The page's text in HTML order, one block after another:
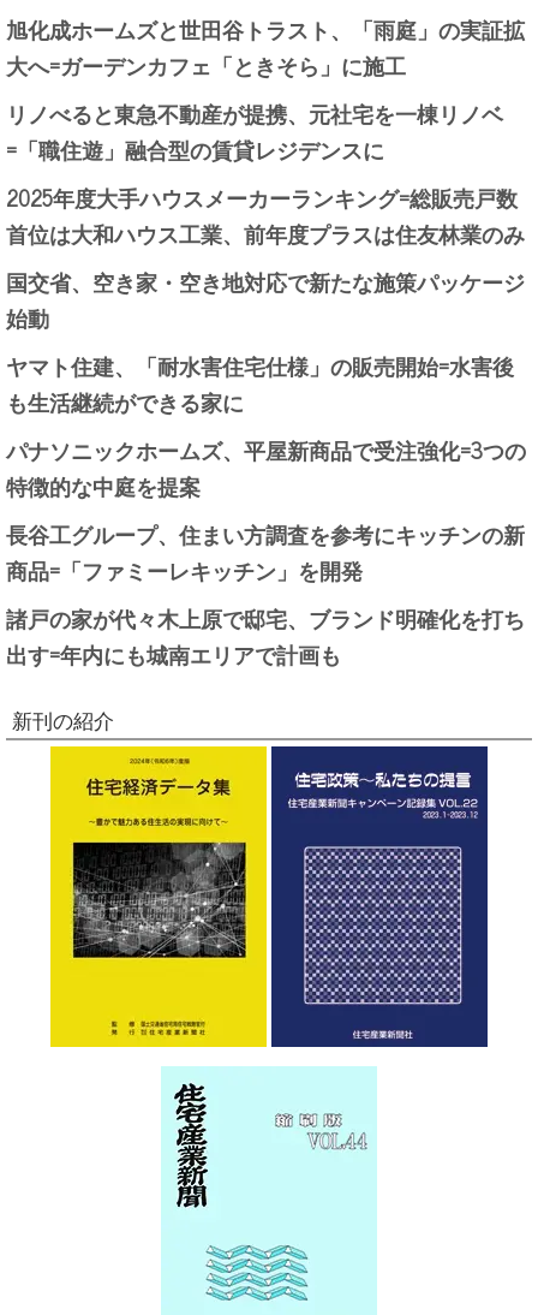
旭化成ホームズと世田谷トラスト、「雨庭」の実証拡
大へ=ガーデンカフェ「ときそら」に施工
リノべると東急不動産が提携、元社宅を一棟リノベ
=「職住遊」融合型の賃貸レジデンスに
2025年度大手ハウスメーカーランキング=総販売戸数
首位は大和ハウス工業、前年度プラスは住友林業のみ
国交省、空き家・空き地対応で新たな施策パッケージ
始動
ヤマト住建、「耐水害住宅仕様」の販売開始=水害後
も生活継続ができる家に
パナソニックホームズ、平屋新商品で受注強化=3つの
特徴的な中庭を提案
長谷工グループ、住まい方調査を参考にキッチンの新
商品=「ファミーレキッチン」を開発
諸戸の家が代々木上原で邸宅、ブランド明確化を打ち
出す=年内にも城南エリアで計画も
新刊の紹介